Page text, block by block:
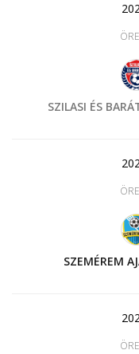
SZILASI ÉS
SZEMÉREM